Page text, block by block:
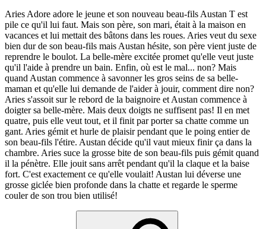
Aries Adore adore le jeune et son nouveau beau-fils Austan T est
pile ce qu'il lui faut. Mais son père, son mari, était à la maison en
vacances et lui mettait des bâtons dans les roues. Aries veut du sexe
bien dur de son beau-fils mais Austan hésite, son père vient juste de
reprendre le boulot. La belle-mère excitée promet qu'elle veut juste
qu'il l'aide à prendre un bain. Enfin, où est le mal... non? Mais
quand Austan commence à savonner les gros seins de sa belle-
maman et qu'elle lui demande de l'aider à jouir, comment dire non?
Aries s'assoit sur le rebord de la baignoire et Austan commence à
doigter sa belle-mère. Mais deux doigts ne suffisent pas! Il en met
quatre, puis elle veut tout, et il finit par porter sa chatte comme un
gant. Aries gémit et hurle de plaisir pendant que le poing entier de
son beau-fils l'étire. Austan décide qu'il vaut mieux finir ça dans la
chambre. Aries suce la grosse bite de son beau-fils puis gémit quand
il la pénètre. Elle jouit sans arrêt pendant qu'il la claque et la baise
fort. C'est exactement ce qu'elle voulait! Austan lui déverse une
grosse giclée bien profonde dans la chatte et regarde le sperme
couler de son trou bien utilisé!